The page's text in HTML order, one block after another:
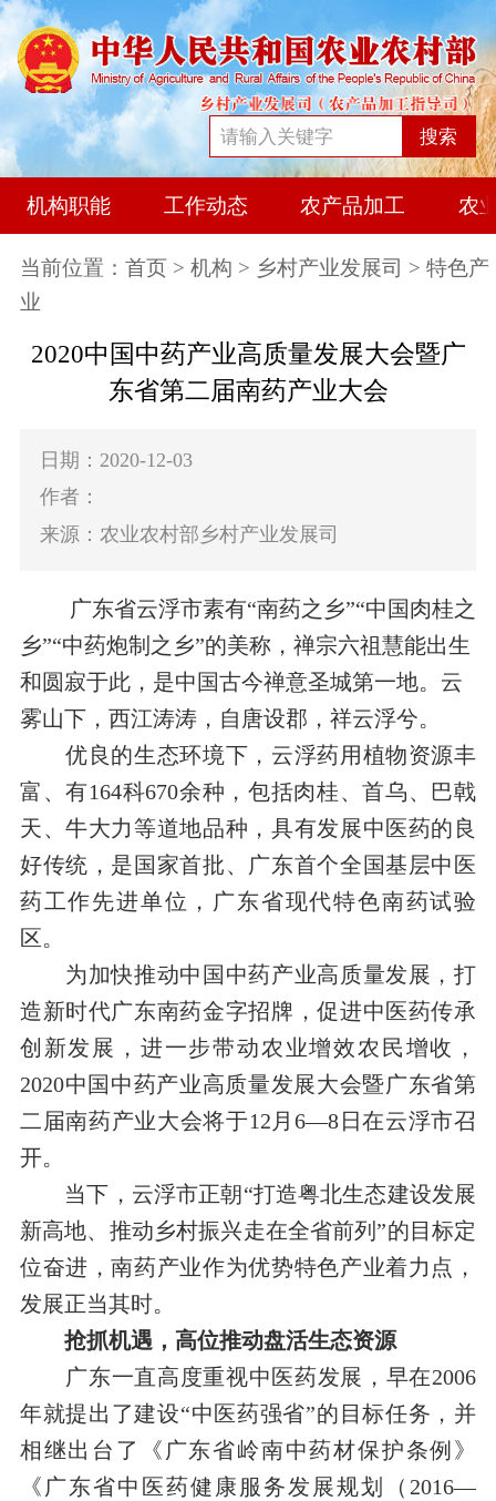
搜索
机构职能 工作动态 农产品加工 农
当前位置： 首页 > 机构 > 乡村产业发展司 > 特色产
业
2020中国中药产业高质量发展大会暨广
东省第二届南药产业大会
日期：2020-12-03
作者：
来源：农业农村部乡村产业发展司
广东省云浮市素有“南药之乡”“中国肉桂之
乡”“中药炮制之乡”的美称，禅宗六祖慧能出生
和圆寂于此，是中国古今禅意圣城第一地。云
雾山下，西江涛涛，自唐设郡，祥云浮兮。
优良的生态环境下，云浮药用植物资源丰
富、有164科670余种，包括肉桂、首乌、巴戟
天、牛大力等道地品种，具有发展中医药的良
好传统，是国家首批、广东首个全国基层中医
药工作先进单位，广东省现代特色南药试验
区。
为加快推动中国中药产业高质量发展，打
造新时代广东南药金字招牌，促进中医药传承
创新发展，进一步带动农业增效农民增收，
2020中国中药产业高质量发展大会暨广东省第
二届南药产业大会将于12 月6—8 日在云浮市召
开。
当下，云浮市正朝“打造粤北生态建设发展
新高地、推动乡村振兴走在全省前列”的目标定
位奋进，南药产业作为优势特色产业着力点，
发展正当其时。
抢抓机遇，高位推动盘活生态资源
广东一直高度重视中医药发展，早在2006
年就提出了建设“中医药强省”的目标任务，并
相继出台了《广东省岭南中药材保护条例》
《广东省中医药健康服务发展规划（ 2016—